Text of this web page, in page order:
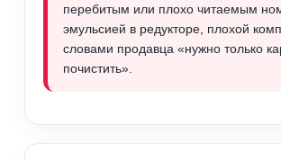
перебитым или плохо читаемым
эмульсией в редукторе, плохой
словами продавца «нужно только
почистить».